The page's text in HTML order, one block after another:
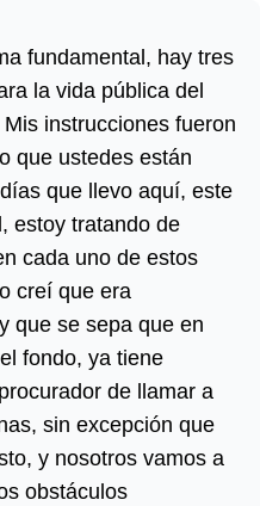
fundamental, hay tres
la vida pública del
instrucciones fueron
que ustedes están
que llevo aquí, este
estoy tratando de
cada uno de estos
creí que era
que se sepa que en
fondo, ya tiene
de llamar a
sin excepción que
y nosotros vamos a
obstáculos